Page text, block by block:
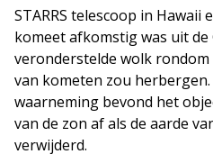
STARRS telescoop in Hawaii
komeet afkomstig was uit
veronderstelde wolk
van kometen zou
waarneming bevond het
van de zon af als de aarde
verwijderd.